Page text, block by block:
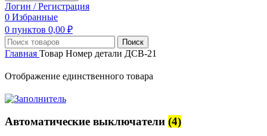
Логин / Регистрация
0 Избранные
0 пунктов 0,00 ₽
Поиск
Главная Товар Номер детали ДСВ-21
Отображение единственного товара
Автоматические выключатели (4)